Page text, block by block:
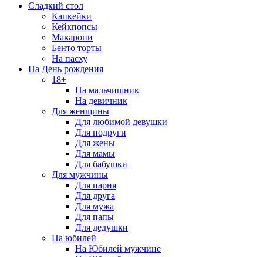
Сладкий стол
Капкейки
Кейкпопсы
Макарони
Бенто торты
На пасху
На День рождения
18+
На мальчишник
На девичник
Для женщины
Для любимой девушки
Для подруги
Для жены
Для мамы
Для бабушки
Для мужчины
Для парня
Для друга
Для мужа
Для папы
Для дедушки
На юбилей
На Юбилей мужчине